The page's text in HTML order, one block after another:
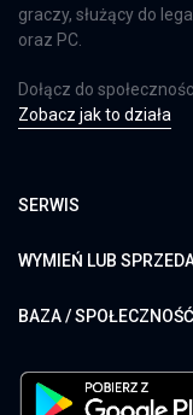
PS5
EA
graczy, służący do
oraz PC.
Dołącz do
Zobacz jak to działa
SERWIS
WYMIEŃ LUB
BAZA / SPOŁECZNOŚĆ